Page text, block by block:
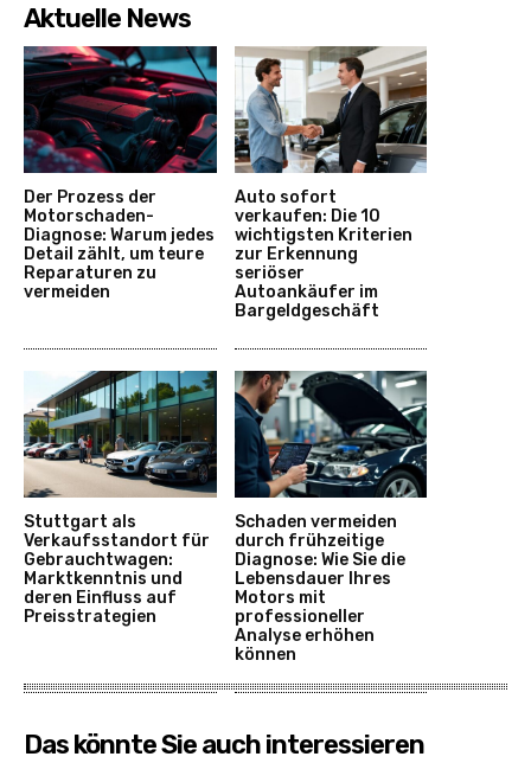
Aktuelle News
Der Prozess der
Motorschaden-
Diagnose: Warum jedes
Detail zählt, um teure
Reparaturen zu
vermeiden
Auto sofort
verkaufen: Die 10
wichtigsten Kriterien
zur Erkennung
seriöser
Autoankäufer im
Bargeldgeschäft
Stuttgart als
Verkaufsstandort für
Gebrauchtwagen:
Marktkenntnis und
deren Einfluss auf
Preisstrategien
Schaden vermeiden
durch frühzeitige
Diagnose: Wie Sie die
Lebensdauer Ihres
Motors mit
professioneller
Analyse erhöhen
können
Das könnte Sie auch interessieren